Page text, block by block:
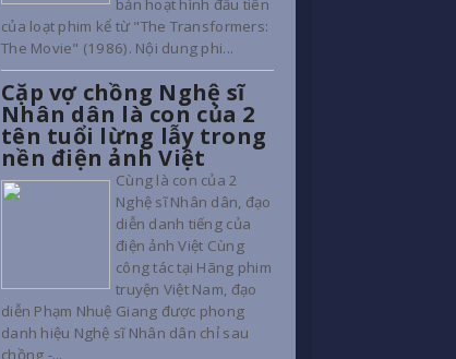
bản hoạt hình đầu tiên
của loạt phim kể từ "The Transformers:
The Movie" (1986). Nội dung phi...
Cặp vợ chồng Nghệ sĩ
Nhân dân là con của 2
tên tuổi lừng lẫy trong
nền điện ảnh Việt
Cùng là con của 2
Nghệ sĩ Nhân dân, đạo
diễn danh tiếng của
điện ảnh Việt Cùng
công tác tại Hãng phim
truyện Việt Nam, đạo
diễn Phạm Nhuệ Giang được phong
danh hiệu Nghệ sĩ Nhân dân chỉ sau
chồng -...